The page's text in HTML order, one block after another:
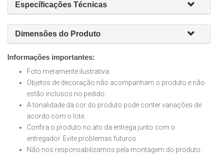
Específicações Técnicas
Dimensões do Produto
Informações importantes:
Foto meramente ilustrativa.
Objetos de decoração não acompanham o produto e não
estão inclusos no pedido.
A tonalidade da cor do produto pode conter variações de
acordo com o lote.
Confira o produto no ato da entrega junto com o
entregador. Evite problemas futuros.
Não nos responsabilizamos pela montagem do produto.